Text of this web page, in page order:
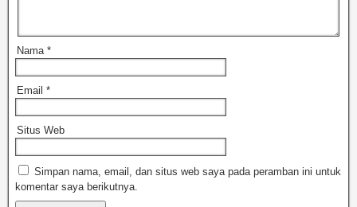
Nama *
Email *
Situs Web
Simpan nama, email, dan situs web saya pada peramban ini untuk
komentar saya berikutnya.